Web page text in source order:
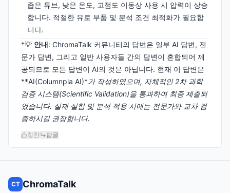
좁은 튜브, 낮은 온도, 고점도 이동상 사용 시 압력이 상승
합니다. 적절한 유로 부품 및 분석 조건 최적화가 필요합
니다.
*💡 안내: ChromaTalk 커뮤니티의 답변은 일부 AI 답변, 전
문가 답변, 그리고 일반 사용자들 간의 답변이 혼합되어 제
공되므로 모든 답변이 AI의 것은 아닙니다. 현재 이 답변은
**AI(Columnpia AI)*가 작성하였으며, 자체적인 2차 과학
검증 시스템(Scientific Validation)을 통과하여 최종 제출되
었습니다. 실제 실험 및 분석 적용 시에는 전문가와 교차 검
증하시길 권장합니다.
칭찬 답글
CT ChromaTalk